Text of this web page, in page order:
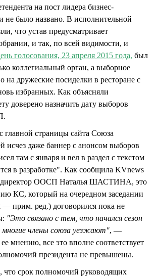
на пост лидера бизнес-
не было названо. В исполнительной
что устав предусматривает
и так, по всей видимости, и
голосования, 23 апреля 2015 года, был
коллегиальный орган, а выборное
на дружеские посиделки в ресторане с
избранных. Как объясняли
доверено назначить дату выборов
главной страницы сайта Союза
исчез даже баннер с анонсом выборов
там с января и вел в раздел с текстом
в разработке". Как сообщила KVnews
директор ООСП Наталья ШАСТИНА, это
КС, который на очередном заседании
— прим. ред.) договорился пока не
"Это связано с тем, что начался сезон
многие члены союза уезжают", —
мнению, все это вполне соответствует
президента не превышены.
что срок полномочий руководящих